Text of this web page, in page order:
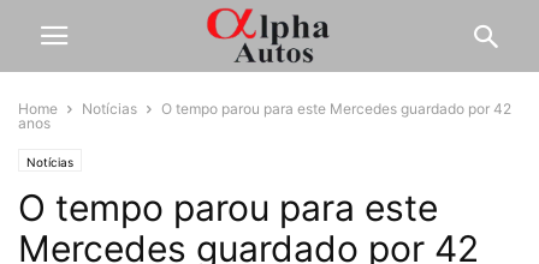
Home Notícias
O tempo parou para este Mercedes guardado por 42
anos
Notícias
O tempo parou para este
Mercedes guardado por 42